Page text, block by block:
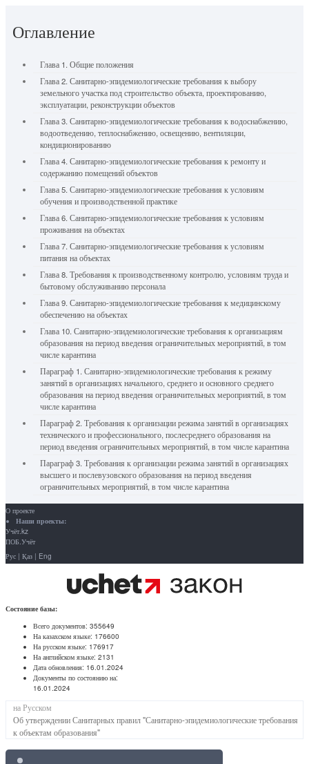
Оглавление
Глава 1. Общие положения
Глава 2. Санитарно-эпидемиологические требования к выбору
земельного участка под строительство объекта, проектированию,
эксплуатации, реконструкции объектов
Глава 3. Санитарно-эпидемиологические требования к водоснабжению,
водоотведению, теплоснабжению, освещению, вентиляции,
кондиционированию
Глава 4. Санитарно-эпидемиологические требования к ремонту и
содержанию помещений объектов
Глава 5. Санитарно-эпидемиологические требования к условиям
обучения и производственной практике
Глава 6. Санитарно-эпидемиологические требования к условиям
проживания на объектах
Глава 7. Санитарно-эпидемиологические требования к условиям
питания на объектах
Глава 8. Требования к производственному контролю, условиям труда и
бытовому обслуживанию персонала
Глава 9. Санитарно-эпидемиологические требования к медицинскому
обеспечению на объектах
Глава 10. Санитарно-эпидемиологические требования к организациям
образования на период введения ограничительных мероприятий, в том
числе карантина
Параграф 1. Санитарно-эпидемиологические требования к режиму
занятий в организациях начального, среднего и основного среднего
образования на период введения ограничительных мероприятий, в том
числе карантина
Параграф 2. Требования к организации режима занятий в организациях
технического и профессионального, послесреднего образования на
период введения ограничительных мероприятий, в том числе карантина
Параграф 3. Требования к организации режима занятий в организациях
высшего и послевузовского образования на период введения
ограничительных мероприятий, в том числе карантина
О проекте
Наши проекты:
Учёт.kz
ПОБ.Учёт
Рус | Қаз | Eng
Состояние базы:
Всего документов: 355649
На казахском языке: 176600
На русском языке: 176917
На английском языке: 2131
Дата обновления: 16.01.2024
Документы по состоянию на:
16.01.2024
на Русском
Об утверждении Санитарных правил "Санитарно-эпидемиологические требования
к объектам образования"